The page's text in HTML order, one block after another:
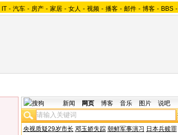
IT - 汽车 - 房产 - 家居 - 女人 - 视频 - 播客 - 邮件 - 博客 - BBS -
新闻 网页 博客 音乐 图片 说吧
央视质疑29岁市长 邓玉娇失踪 朝鲜军事演习 日本兵赎罪